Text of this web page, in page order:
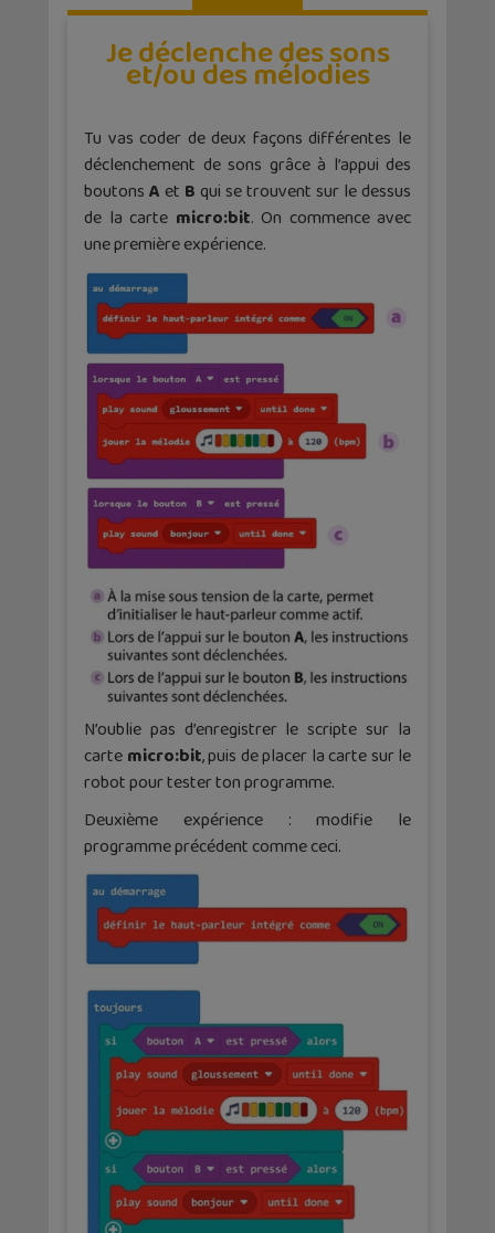
Je déclenche des sons
et/ou des mélodies
Tu vas coder de deux façons différentes le
déclenchement de sons grâce à l’appui des
boutons A et B qui se trouvent sur le dessus
de la carte micro:bit. On commence avec
une première expérience.
N’oublie pas d’enregistrer le scripte sur la
carte micro:bit, puis de placer la carte sur le
robot pour tester ton programme.
Deuxième expérience : modifie le
programme précédent comme ceci.